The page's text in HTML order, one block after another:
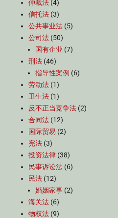
仲裁法 (4)
信托法 (3)
公共事业法 (5)
公司法 (50)
国有企业 (7)
刑法 (46)
指导性案例 (6)
劳动法 (1)
卫生法 (1)
反不正当竞争法 (2)
合同法 (12)
国际贸易 (2)
宪法 (3)
投资法律 (38)
民事诉讼法 (6)
民法 (12)
婚姻家事 (2)
海关法 (6)
物权法 (9)